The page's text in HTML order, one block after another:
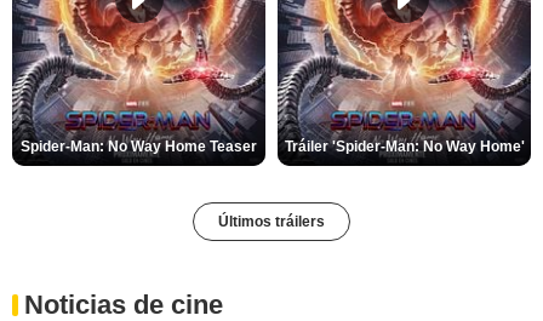
Spider-Man: No Way Home Teaser Tráiler 'Spider-Man: No Way Home'
Últimos tráilers
Noticias de cine